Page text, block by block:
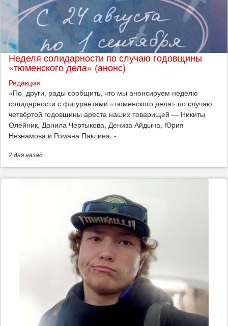
Неделя солидарности по случаю годовщины
«тюменского дела» (анонс)
Редакция
​«По_други, рады сообщить, что мы анонсируем неделю
солидарности с фигурантами «тюменского дела» по случаю
четвёртой годовщины ареста наших товарищей — Никиты
Олейник, Данила Чертыкова, Дениза Айдына, Юрия
Незнамова и Романа Паклина, -
2 дняназад